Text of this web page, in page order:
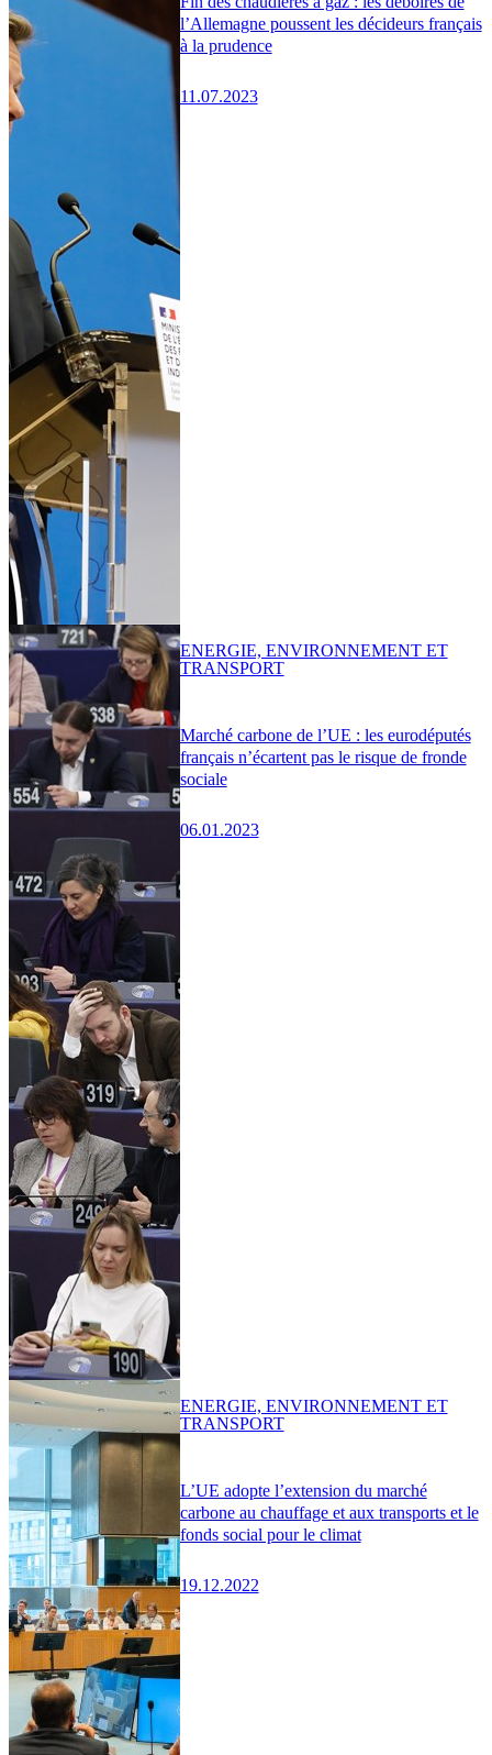
l’Allemagne poussent les décideurs français
à la prudence
11.07.2023
Marché carbone de l’UE : les eurodéputés
français n’écartent pas le risque de fronde
sociale
06.01.2023
ENERGIE, ENVIRONNEMENT ET
TRANSPORT
L’UE adopte l’extension du marché
carbone au chauffage et aux transports et le
fonds social pour le climat
19.12.2022
ENERGIE, ENVIRONNEMENT ET
TRANSPORT